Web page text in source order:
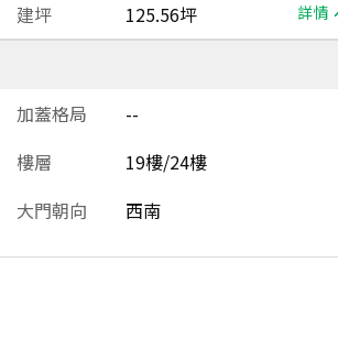
建坪 125.56坪 詳情
加蓋格局 --
樓層 19樓/24樓
大門朝向 西南